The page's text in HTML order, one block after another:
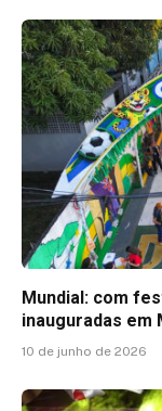
Mundial: com
inauguradas em
10 de junho de 2026